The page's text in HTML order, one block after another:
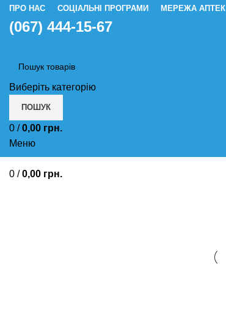
ПРО НАС СОЦІАЛЬНІ ПРОГРАМИ МЕРЕЖА АПТЕК
(067) 444-15-67
Виберіть категорію
ПОШУК
0 / 0,00 грн.
Меню
0 / 0,00 грн.